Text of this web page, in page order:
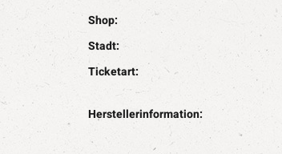
Shop:
Stadt:
Ticketart:
Herstellerinformation: